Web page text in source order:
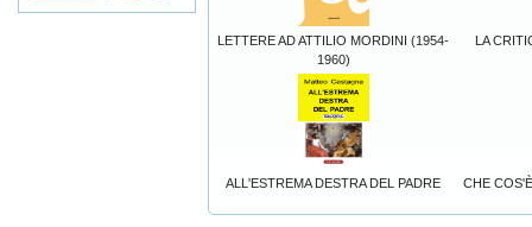
LETTERE AD ATTILIO MORDINI (1954-
1960)
LA
ALL'ESTREMA DESTRA DEL PADRE CHE